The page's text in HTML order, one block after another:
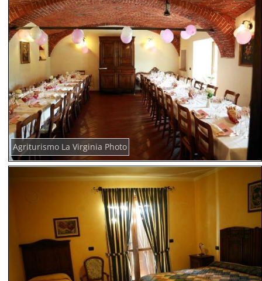
Agriturismo La Virginia Photo